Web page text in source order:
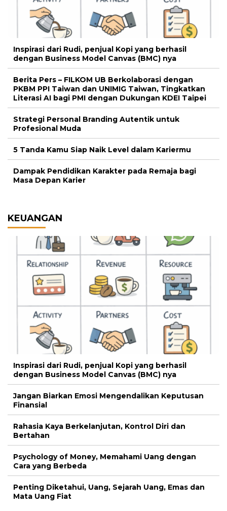
Inspirasi dari Rudi, penjual Kopi yang berhasil
dengan Business Model Canvas (BMC) nya
Berita Pers – FILKOM UB Berkolaborasi dengan
PKBM PPI Taiwan dan UNIMIG Taiwan, Tingkatkan
Literasi AI bagi PMI dengan Dukungan KDEI Taipei
Strategi Personal Branding Autentik untuk
Profesional Muda
5 Tanda Kamu Siap Naik Level dalam Kariermu
Dampak Pendidikan Karakter pada Remaja bagi
Masa Depan Karier
KEUANGAN
Inspirasi dari Rudi, penjual Kopi yang berhasil
dengan Business Model Canvas (BMC) nya
Jangan Biarkan Emosi Mengendalikan Keputusan
Finansial
Rahasia Kaya Berkelanjutan, Kontrol Diri dan
Bertahan
Psychology of Money, Memahami Uang dengan
Cara yang Berbeda
Penting Diketahui, Uang, Sejarah Uang, Emas dan
Mata Uang Fiat